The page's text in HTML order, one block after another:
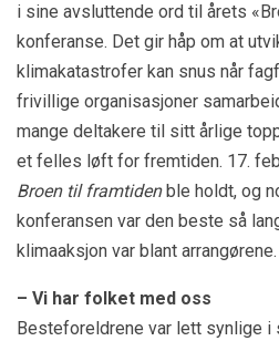
i sine avsluttende ord til årets
konferanse. Det gir håp om at
klimakatastrofer kan snus når
frivillige organisasjoner
mange deltakere til sitt årlige
et felles løft for fremtiden. 17.
Broen til framtidenble holdt, og
konferansen var den beste så
klimaaksjon var blant arrangørene.
– Vi har folket med oss
Besteforeldrene var lett synlige i